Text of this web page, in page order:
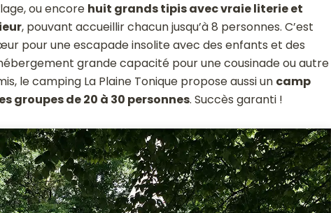
ou encore huit grands tipis avec vraie literie et
, pouvant accueillir chacun jusqu’à 8 personnes. C’est
pour une escapade insolite avec des enfants et des
grande capacité pour une cousinade ou autre
le camping La Plaine Tonique propose aussi un camp
groupes de 20 à 30 personnes. Succès garanti !